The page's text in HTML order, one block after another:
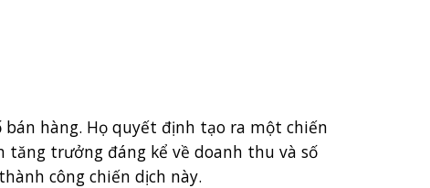
hàng. Họ quyết định tạo ra một chiến
tăng trưởng đáng kể về doanh thu và số
công chiến dịch này.